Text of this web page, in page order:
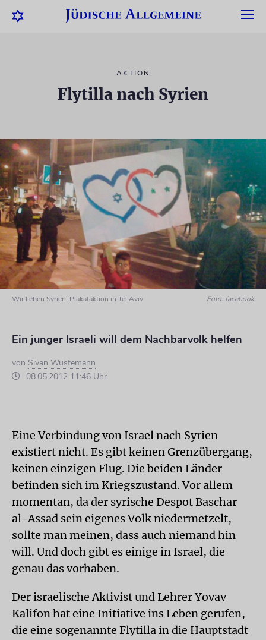
AKTION
Flytilla nach Syrien
Wir lieben Syrien: Plakataktion in Tel Aviv Foto: facebook
Ein junger Israeli will dem Nachbarvolk helfen
von Sivan Wüstemann
08.05.2012 11:46 Uhr
Eine Verbindung von Israel nach Syrien
existiert nicht. Es gibt keinen Grenzübergang,
keinen einzigen Flug. Die beiden Länder
befinden sich im Kriegszustand. Vor allem
momentan, da der syrische Despot Baschar
al-Assad sein eigenes Volk niedermetzelt,
sollte man meinen, dass auch niemand hin
will. Und doch gibt es einige in Israel, die
genau das vorhaben.
Der israelische Aktivist und Lehrer Yovav
Kalifon hat eine Initiative ins Leben gerufen,
die eine sogenannte Flytilla in die Hauptstadt